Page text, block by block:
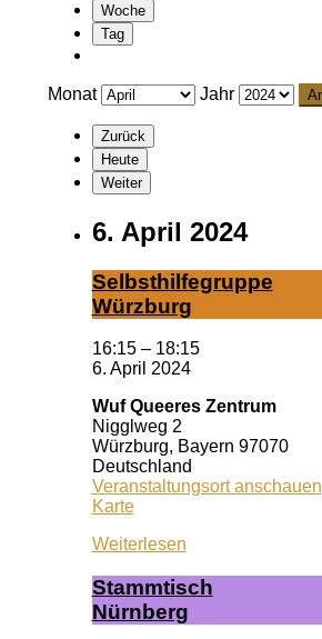
Woche
Tag
Monat Jahr
Zurück
Heute
Weiter
6. April 2024
Selbst­hil­fe­grup­pe
Würz­burg
16:15 – 18:15
6. April 2024
Wuf Queeres Zentrum
Nigglweg 2
Würzburg, Bayern 97070
Deutschland
Veranstaltungsort anschauen
KarteWuf
Zentrum
Weiterlesen
Stamm­tisch
Nürn­berg